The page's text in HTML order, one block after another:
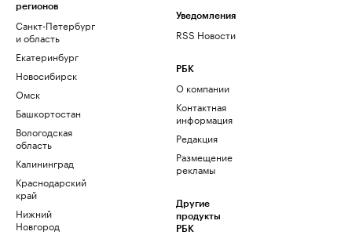
регионов
Санкт-Петербург
и область
Екатеринбург
Новосибирск
Омск
Башкортостан
Вологодская
область
Калининград
Краснодарский
край
Нижний
Новгород
Уведомления
RSS Новости
РБК
О компании
Контактная
информация
Редакция
Размещение
рекламы
Другие
продукты
РБК